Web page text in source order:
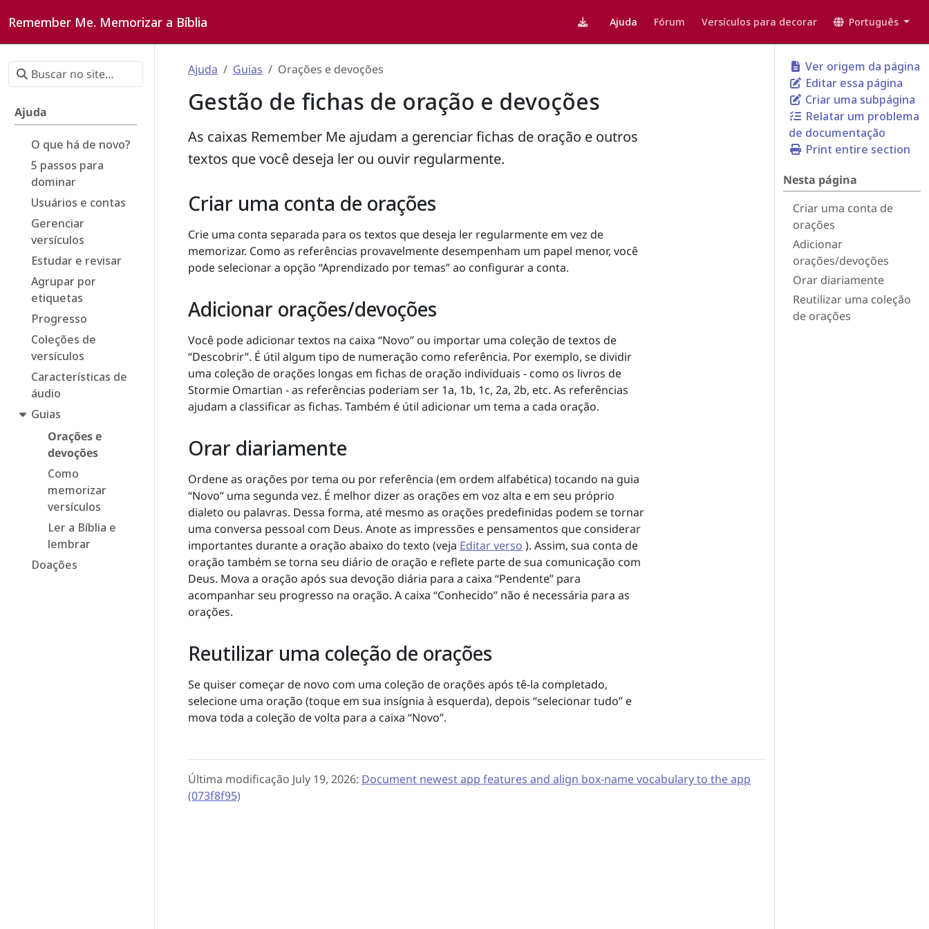
Remember Me. Memorizar a Bíblia Ajuda Fórum Versículos para decorar Português
Ajuda
O que há de novo?
5 passos para
dominar
Usuários e contas
Gerenciar
versículos
Estudar e revisar
Agrupar por
etiquetas
Progresso
Coleções de
versículos
Características de
áudio
Guias
Orações e
devoções
Como
memorizar
versículos
Ler a Bíblia e
lembrar
Doações
Ver origem da página
Editar essa página
Criar uma subpágina
Relatar um problema
de documentação
Print entire section
Nesta página
Criar uma conta de
orações
Adicionar
orações/devoções
Orar diariamente
Reutilizar uma coleção
de orações
Ajuda Guias Orações e devoções
Gestão de fichas de oração e devoções
As caixas Remember Me ajudam a gerenciar fichas de oração e outros
textos que você deseja ler ou ouvir regularmente.
Criar uma conta de orações
Crie uma conta separada para os textos que deseja ler regularmente em vez de
memorizar. Como as referências provavelmente desempenham um papel menor, você
pode selecionar a opção “Aprendizado por temas” ao configurar a conta.
Adicionar orações/devoções
Você pode adicionar textos na caixa “Novo” ou importar uma coleção de textos de
“Descobrir”. É útil algum tipo de numeração como referência. Por exemplo, se dividir
uma coleção de orações longas em fichas de oração individuais - como os livros de
Stormie Omartian - as referências poderiam ser 1a, 1b, 1c, 2a, 2b, etc. As referências
ajudam a classificar as fichas. Também é útil adicionar um tema a cada oração.
Orar diariamente
Ordene as orações por tema ou por referência (em ordem alfabética) tocando na guia
“Novo” uma segunda vez. É melhor dizer as orações em voz alta e em seu próprio
dialeto ou palavras. Dessa forma, até mesmo as orações predefinidas podem se tornar
uma conversa pessoal com Deus. Anote as impressões e pensamentos que considerar
importantes durante a oração abaixo do texto (veja Editar verso ). Assim, sua conta de
oração também se torna seu diário de oração e reflete parte de sua comunicação com
Deus. Mova a oração após sua devoção diária para a caixa “Pendente” para
acompanhar seu progresso na oração. A caixa “Conhecido” não é necessária para as
orações.
Reutilizar uma coleção de orações
Se quiser começar de novo com uma coleção de orações após tê-la completado,
selecione uma oração (toque em sua insígnia à esquerda), depois “selecionar tudo” e
mova toda a coleção de volta para a caixa “Novo”.
Última modificação July 19, 2026: Document newest app features and align box-name vocabulary to the app
(073f8f95)